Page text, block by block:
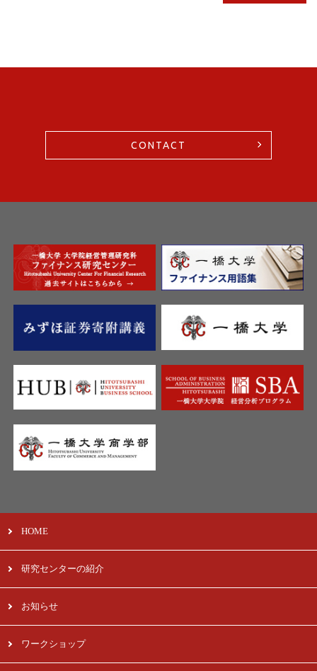
CONTACT
HOME
研究センターの紹介
お知らせ
ワークショップ